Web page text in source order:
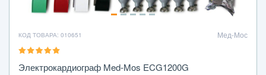
КОД ТОВАРА: 010651 Мед-Мос
Электрокардиограф Med-Mos ECG1200G